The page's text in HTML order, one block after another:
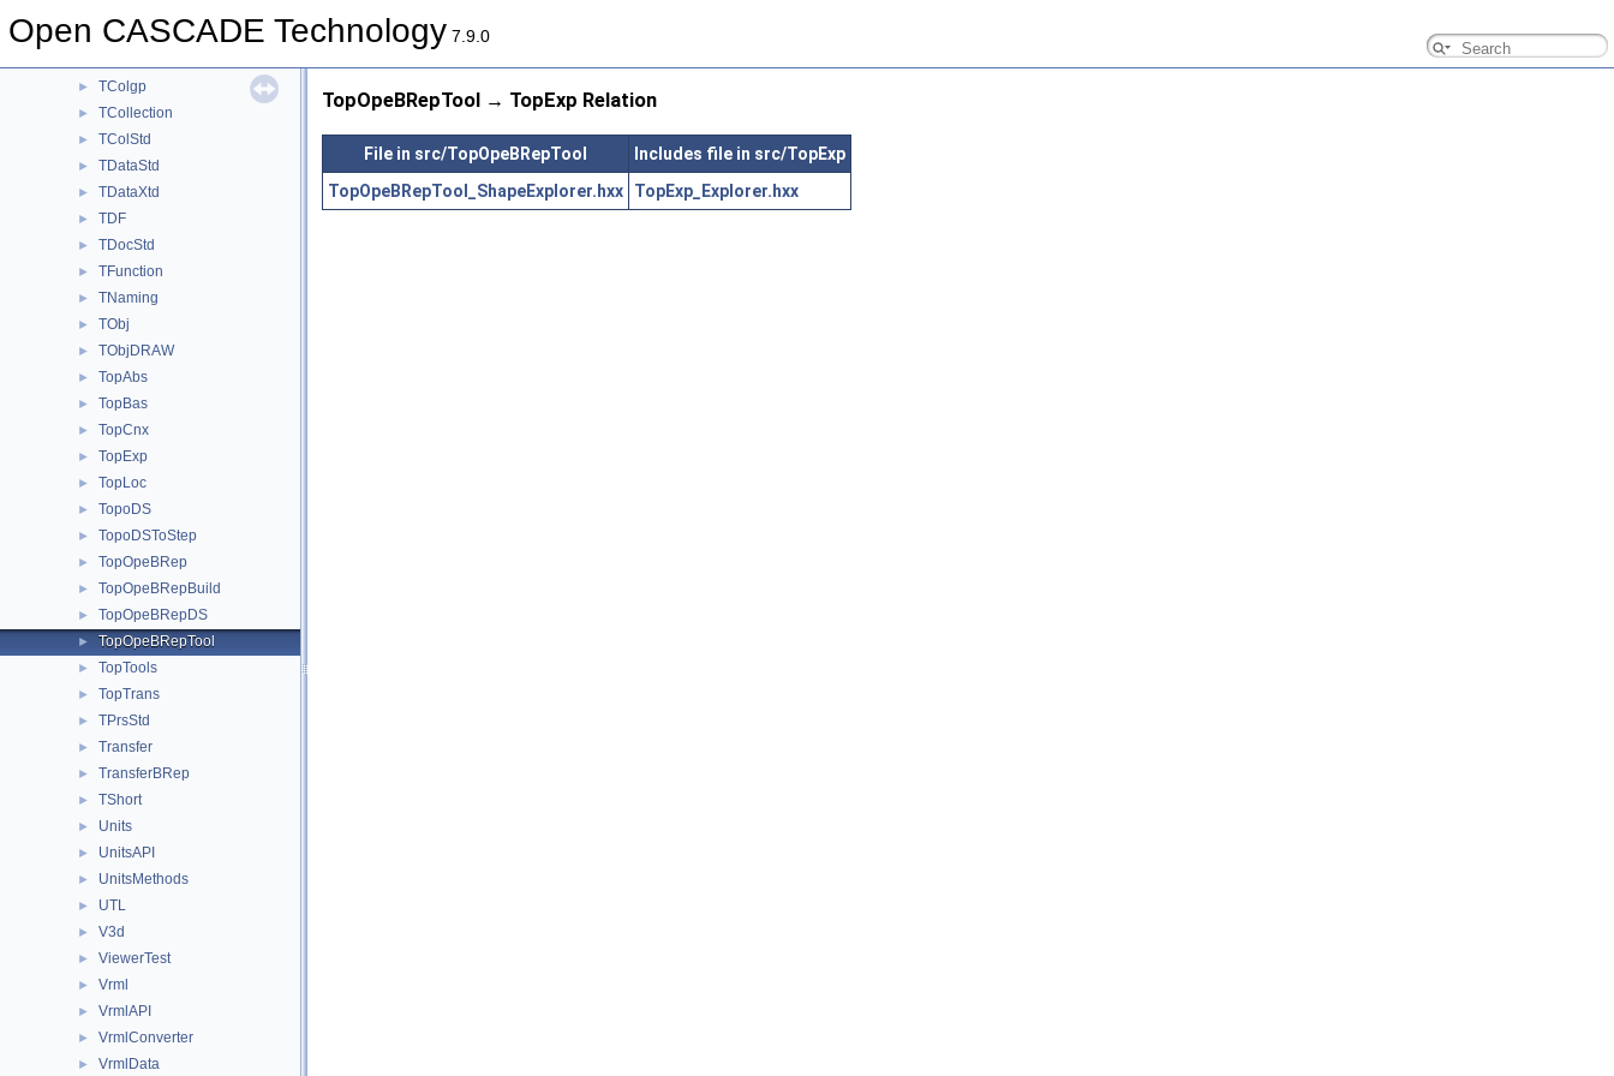
Open CASCADE Technology 7.9.0
► TColGeom
► TColgp
► TCollection
► TColStd
► TDataStd
► TDataXtd
► TDF
► TDocStd
► TFunction
► TNaming
► TObj
► TObjDRAW
► TopAbs
► TopBas
► TopCnx
► TopExp
► TopLoc
► TopoDS
► TopoDSToStep
► TopOpeBRep
► TopOpeBRepBuild
► TopOpeBRepDS
► TopOpeBRepTool
► TopTools
► TopTrans
► TPrsStd
► Transfer
► TransferBRep
► TShort
► Units
► UnitsAPI
► UnitsMethods
► UTL
► V3d
► ViewerTest
► Vrml
► VrmlAPI
► VrmlConverter
► VrmlData
TopOpeBRepTool → TopExp Relation
File in src/TopOpeBRepTool
Includes file in src/TopExp
TopOpeBRepTool_ShapeExplorer.hxx
TopExp_Explorer.hxx